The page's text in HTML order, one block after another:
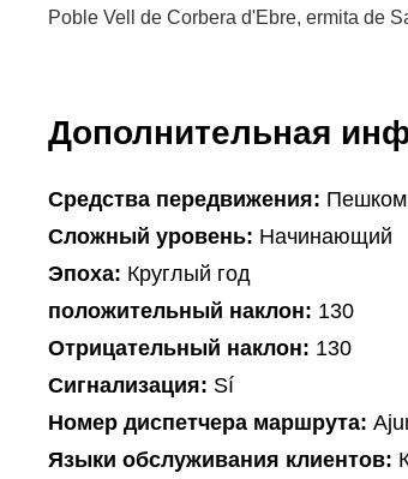
Poble Vell de Corbera d'Ebre, ermita de
Дополнительная
Cредства передвижения: Пешком
Сложный уровень: Начинающий
Эпоха: Круглый год
положительный наклон: 130
Oтрицательный наклон: 130
Сигнализация: Sí
Hомер диспетчера маршрута:
Языки обслуживания клиентов: